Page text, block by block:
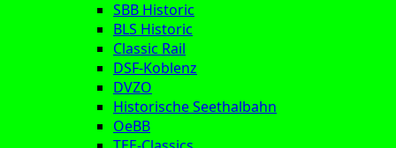
SBB Historic
BLS Historic
Classic Rail
DSF-Koblenz
DVZO
Historische Seethalbahn
OeBB